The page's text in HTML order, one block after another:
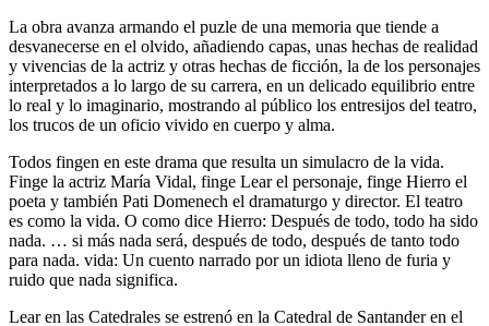
La obra avanza armando el puzle de una memoria que tiende a
desvanecerse en el olvido, añadiendo capas, unas hechas de realidad
y vivencias de la actriz y otras hechas de ficción, la de los personajes
interpretados a lo largo de su carrera, en un delicado equilibrio entre
lo real y lo imaginario, mostrando al público los entresijos del teatro,
los trucos de un oficio vivido en cuerpo y alma.
Todos fingen en este drama que resulta un simulacro de la vida.
Finge la actriz María Vidal, finge Lear el personaje, finge Hierro el
poeta y también Pati Domenech el dramaturgo y director. El teatro
es como la vida. O como dice Hierro: Después de todo, todo ha sido
nada. … si más nada será, después de todo, después de tanto todo
para nada. vida: Un cuento narrado por un idiota lleno de furia y
ruido que nada significa.
Lear en las Catedrales se estrenó en la Catedral de Santander en el